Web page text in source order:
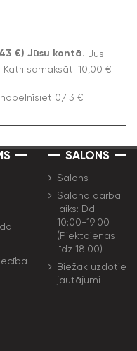
€) Jūsu kontā.
Jūs
samaksāti 10,00 €
0,43 €
SALONS
Salons
Salona darba
laiks: Dd.
10:00-19:00
(Piektdienās
līdz 18:00)
Biežāk uzdotie
jautājumi